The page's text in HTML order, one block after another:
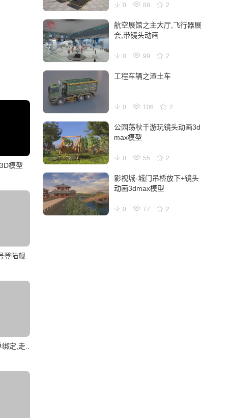
模型
登陆舰
定,走..
0 88 2
航空展馆之主大厅,飞行器展
会,带镜头动画
0 99 2
工程车辆之渣土车
0 106 2
公园荡秋千游玩镜头动画3d
max模型
0 55 2
影视城-城门吊桥放下+镜头
动画3dmax模型
0 77 2